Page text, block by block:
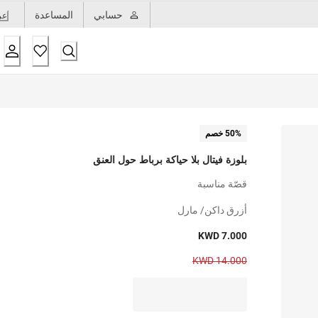
حسابي المساعدة
50% خصم
بلوزة فيتال بلا حياكة برباط حول العنق
قصّة مناسبة
أزرق داكن/ مارل
KWD 7.000
KWD 14.000